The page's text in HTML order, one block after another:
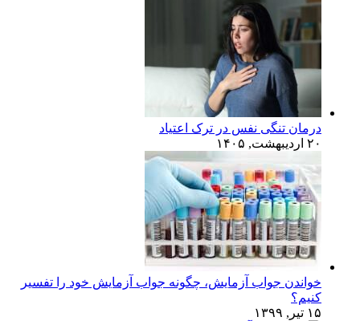
درمان تنگی نفس در ترک اعتیاد
۲۰ اردیبهشت, ۱۴۰۵
خواندن جواب آزمایش، چگونه جواب آزمایش خود را تفسیر
کنیم؟
۱۵ تیر, ۱۳۹۹